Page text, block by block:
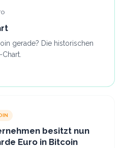
gerade? Die historischen
besitzt nun
Euro in Bitcoin